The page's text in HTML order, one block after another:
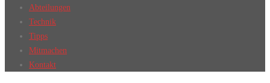
Abteilungen
Technik
Tipps
Mitmachen
Kontakt